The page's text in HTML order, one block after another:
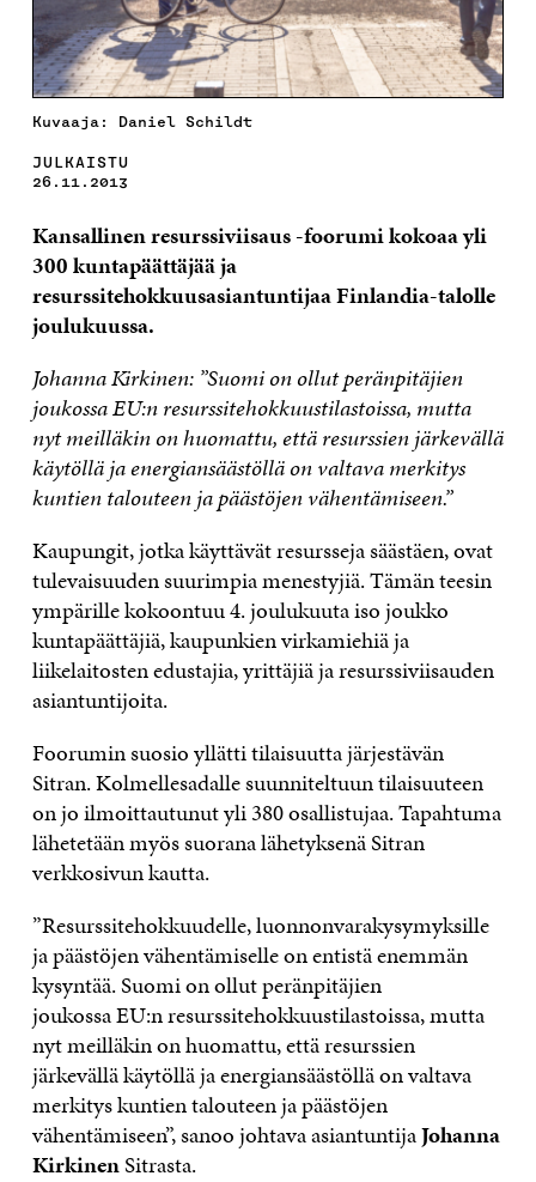
Kuvaaja: Daniel Schildt
JULKAISTU
26.11.2013
Kansallinen resurssiviisaus -foorumi kokoaa yli
300 kuntapäättäjää ja
resurssitehokkuusasiantuntijaa Finlandia-talolle
joulukuussa.
Johanna Kirkinen: ”Suomi on ollut peränpitäjien
joukossa EU:n resurssitehokkuustilastoissa, mutta
nyt meilläkin on huomattu, että resurssien järkevällä
käytöllä ja energiansäästöllä on valtava merkitys
kuntien talouteen ja päästöjen vähentämiseen.”
Kaupungit, jotka käyttävät resursseja säästäen, ovat
tulevaisuuden suurimpia menestyjiä. Tämän teesin
ympärille kokoontuu 4. joulukuuta iso joukko
kuntapäättäjiä, kaupunkien virkamiehiä ja
liikelaitosten edustajia, yrittäjiä ja resurssiviisauden
asiantuntijoita.
Foorumin suosio yllätti tilaisuutta järjestävän
Sitran. Kolmellesadalle suunniteltuun tilaisuuteen
on jo ilmoittautunut yli 380 osallistujaa. Tapahtuma
lähetetään myös suorana lähetyksenä Sitran
verkkosivun kautta.
”Resurssitehokkuudelle, luonnonvarakysymyksille
ja päästöjen vähentämiselle on entistä enemmän
kysyntää. Suomi on ollut peränpitäjien
joukossa EU:n resurssitehokkuustilastoissa, mutta
nyt meilläkin on huomattu, että resurssien
järkevällä käytöllä ja energiansäästöllä on valtava
merkitys kuntien talouteen ja päästöjen
vähentämiseen”, sanoo johtava asiantuntijaJohanna
KirkinenSitrasta.